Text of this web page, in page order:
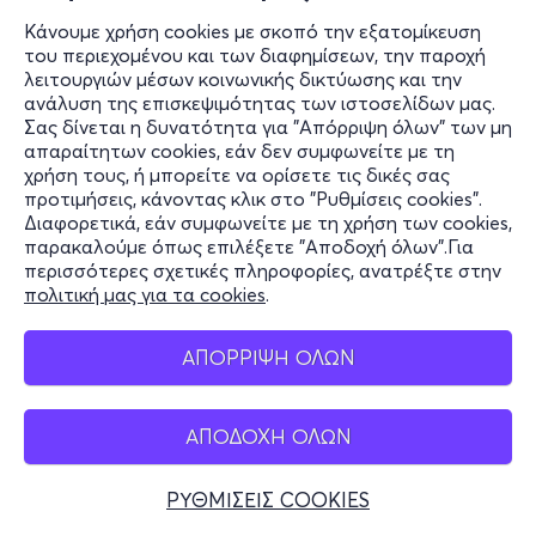
Κάνουμε χρήση cookies με σκοπό την εξατομίκευση
του περιεχομένου και των διαφημίσεων, την παροχή
λειτουργιών μέσων κοινωνικής δικτύωσης και την
ανάλυση της επισκεψιμότητας των ιστοσελίδων μας.
Σας δίνεται η δυνατότητα για "Απόρριψη όλων" των μη
απαραίτητων cookies, εάν δεν συμφωνείτε με τη
χρήση τους, ή μπορείτε να ορίσετε τις δικές σας
προτιμήσεις, κάνοντας κλικ στο "Ρυθμίσεις cookies".
Διαφορετικά, εάν συμφωνείτε με τη χρήση των cookies,
παρακαλούμε όπως επιλέξετε "Αποδοχή όλων".Για
περισσότερες σχετικές πληροφορίες, ανατρέξτε στην
πολιτική μας για τα cookies.
ΑΠΟΡΡΙΨΗ ΟΛΩΝ
ΑΠΟΔΟΧΗ ΟΛΩΝ
ΡΥΘΜΙΣΕΙΣ COOKIES
από 15€
Εισιτήρια
Παρ, 27/11
21:00
McNEAL
από 15€